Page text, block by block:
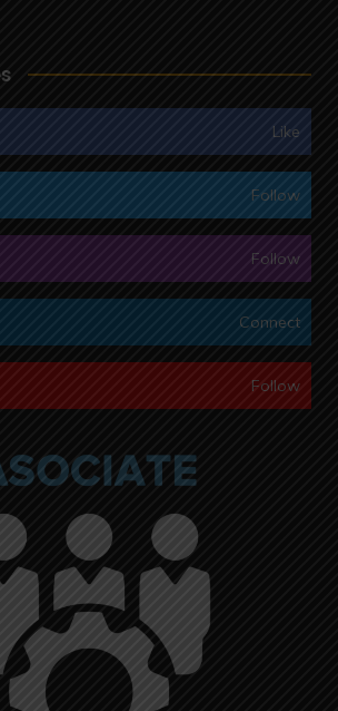
Like
Follow
Follow
Connect
Follow